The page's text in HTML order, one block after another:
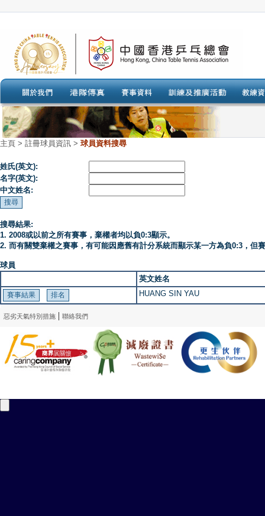
主頁 > 註冊球員資訊 > 球員資料搜尋
姓氏(英文):
名字(英文):
中文姓名:
搜尋結果:
1. 2008或以前之所有賽事，棄權者均以負0:3顯示。
2. 而有關雙棄權之賽事，有可能因應舊有計分系統而顯示某一方為負0:3，但
球員
英文姓名
HUANG SIN YAU